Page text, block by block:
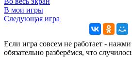
В мои игры
Следующая игра
Если игра совсем не работает - нажми
обязательно разберёмся, что